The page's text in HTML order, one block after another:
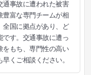
通事故に遭われた被害
豊富な専門チームが相
全国に拠点があり、ど
です。交通事故に遭っ
をもち、専門性の高い
くご相談ください。